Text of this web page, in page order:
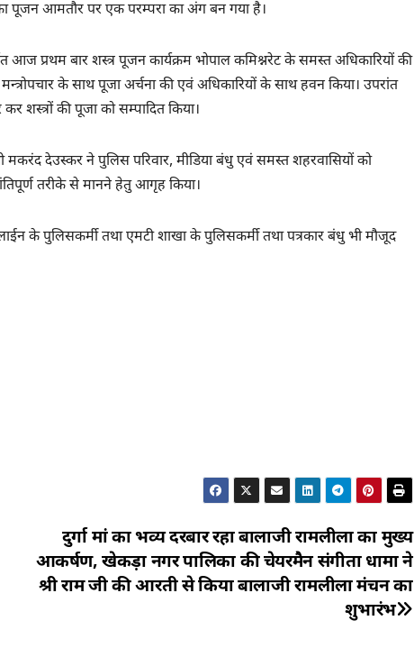
पूजन आमतौर पर एक परम्परा का अंग बन गया है।
आज प्रथम बार शस्त्र पूजन कार्यक्रम भोपाल कमिश्नरेट के समस्त अधिकारियों की
के साथ पूजा अर्चना की एवं अधिकारियों के साथ हवन किया। उपरांत
शस्त्रों की पूजा को सम्पादित किया।
देउस्कर ने पुलिस परिवार, मीडिया बंधु एवं समस्त शहरवासियों को
तरीके से मानने हेतु आगृह किया।
के पुलिसकर्मी तथा एमटी शाखा के पुलिसकर्मी तथा पत्रकार बंधु भी मौजूद
दुर्गा मां का भव्य दरबार रहा बालाजी रामलीला का मुख्य
आकर्षण, खेकड़ा नगर पालिका की चेयरमैन संगीता धामा ने
श्री राम जी की आरती से किया बालाजी रामलीला मंचन का
शुभारंभ